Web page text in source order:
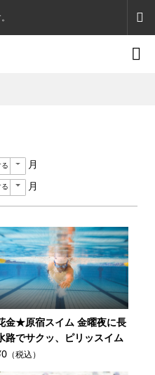

月
月
金★原宿スイム 金曜夜に長
路でサクッ、ピリッスイム
（税込）